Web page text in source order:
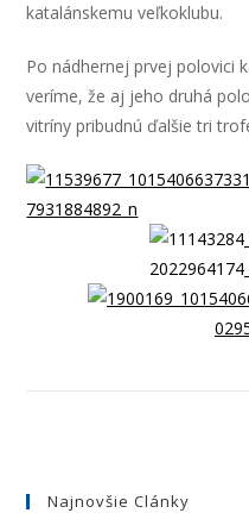
katalánskemu veľkoklubu.
Po nádhernej prvej polovici
veríme, že aj jeho druhá
vitríny pribudnú ďalšie tri
Najnovšie Clánky